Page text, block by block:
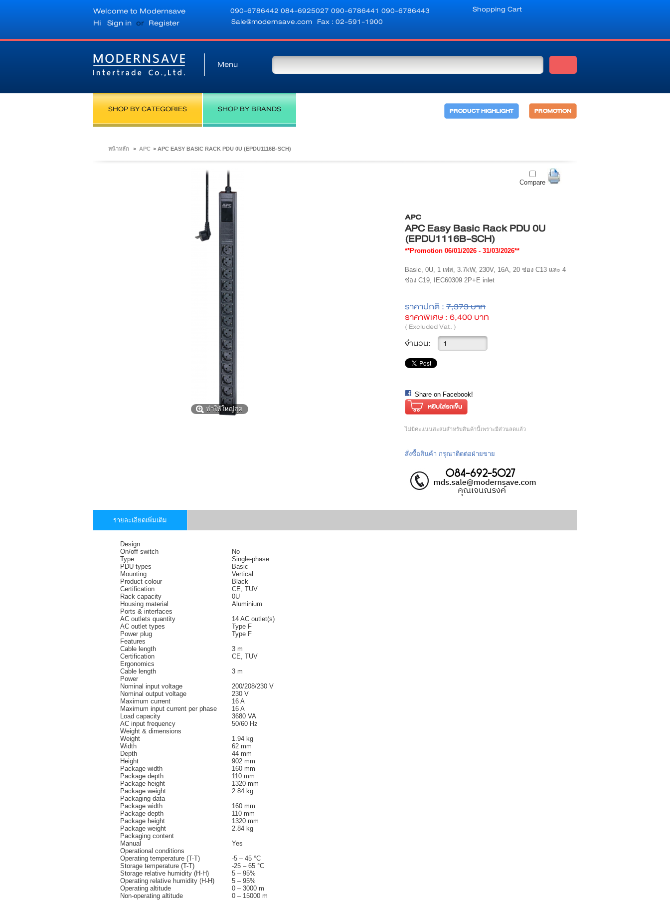
Welcome to Modernsave
Hi Sign in or Register
090-6786442084-6925027090-6786441090-6786443
Sale@modernsave.com Fax : 02-591-1900
Shopping Cart
Menu
SHOP BY CATEGORIES SHOP BY BRANDS PROMOTION
PRODUCT HIGHLIGHT
หน้าหลัก > APC > APC EASY BASIC RACK PDU 0U (EPDU1116B-SCH)
Compare
APC
APC Easy Basic Rack PDU 0U
(EPDU1116B-SCH)
**Promotion 06/01/2026 - 31/03/2026**
Basic, 0U, 1 เฟส, 3.7kW, 230V, 16A, 20 ช่อง C13 และ 4
ช่อง C19, IEC60309 2P+E inlet
ราคาปกติ :7,373 บาท
ราคาพิเศษ :6,400 บาท
( Excluded Vat. )
จำนวน:
Share on Facebook!
ไม่มีคะแนนสะสมสำหรับสินค้านี้เพราะมีส่วนลดแล้ว
สั่งซื้อสินค้า กรุณาติดต่อฝ่ายขาย
ทำให้ใหญ่สุด
รายละเอียดเพิ่มเติม
Design
On/off switch
No
Type
Single-phase
PDU types
Basic
Mounting
Vertical
Product colour
Black
Certification
CE, TUV
Rack capacity
0U
Housing material
Aluminium
Ports & interfaces
AC outlets quantity
14 AC outlet(s)
AC outlet types
Type F
Power plug
Type F
Features
Cable length
3 m
Certification
CE, TUV
Ergonomics
Cable length
3 m
Power
Nominal input voltage
200/208/230 V
Nominal output voltage
230 V
Maximum current
16 A
Maximum input current per phase
16 A
Load capacity
3680 VA
AC input frequency
50/60 Hz
Weight & dimensions
Weight
1.94 kg
Width
62 mm
Depth
44 mm
Height
902 mm
Package width
160 mm
Package depth
110 mm
Package height
1320 mm
Package weight
2.84 kg
Packaging data
Package width
160 mm
Package depth
110 mm
Package height
1320 mm
Package weight
2.84 kg
Packaging content
Manual
Yes
Operational conditions
Operating temperature (T-T)
-5 – 45 °C
Storage temperature (T-T)
-25 – 65 °C
Storage relative humidity (H-H)
5 – 95%
Operating relative humidity (H-H)
5 – 95%
Operating altitude
0 – 3000 m
Non-operating altitude
0 – 15000 m